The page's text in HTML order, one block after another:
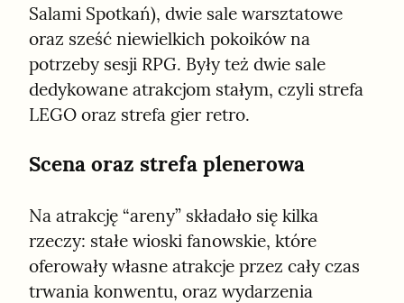
Salami Spotkań), dwie sale warsztatowe
oraz sześć niewielkich pokoików na
potrzeby sesji RPG. Były też dwie sale
dedykowane atrakcjom stałym, czyli strefa
LEGO oraz strefa gier retro.
Scena oraz strefa plenerowa
Na atrakcję “areny” składało się kilka
rzeczy: stałe wioski fanowskie, które
oferowały własne atrakcje przez cały czas
trwania konwentu, oraz wydarzenia